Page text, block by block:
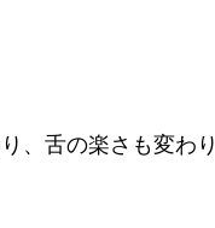
、舌の楽さも変わり